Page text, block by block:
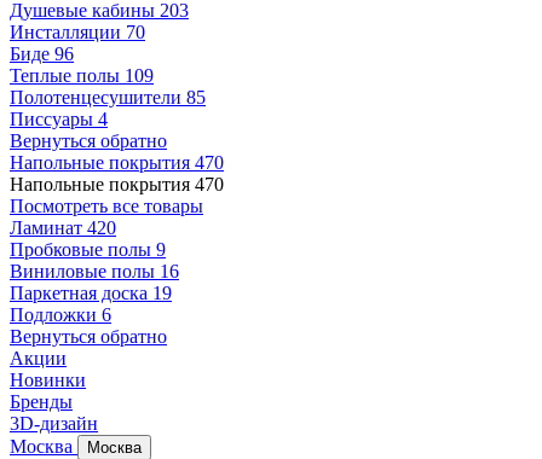
Душевые кабины 203
Инсталляции 70
Биде 96
Теплые полы 109
Полотенцесушители 85
Писсуары 4
Вернуться обратно
Напольные покрытия 470
Напольные покрытия 470
Посмотреть все товары
Ламинат 420
Пробковые полы 9
Виниловые полы 16
Паркетная доска 19
Подложки 6
Вернуться обратно
Акции
Новинки
Бренды
3D-дизайн
Москва
Москва